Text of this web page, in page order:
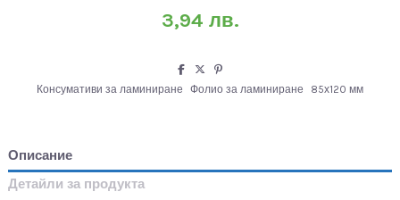
3,94 лв.
Консумативи за ламиниране Фолио за ламиниране 85х120 мм
Описание
Детайли за продукта